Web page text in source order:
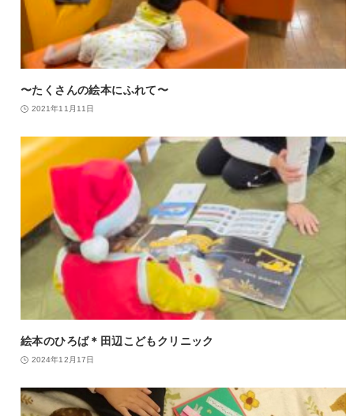
〜たくさんの絵本にふれて〜
2021年11月11日
絵本のひろば＊田辺こどもクリニック
2024年12月17日